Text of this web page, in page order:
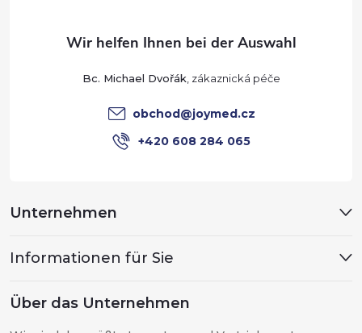
Bc. Michael Dvořák
obchod@joymed.cz
+420 608 284 065
Unternehmen
Informationen für Sie
Über das Unternehmen